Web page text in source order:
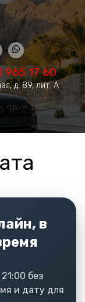
965 17 60
д. 89, лит. А
в
без
и дату для